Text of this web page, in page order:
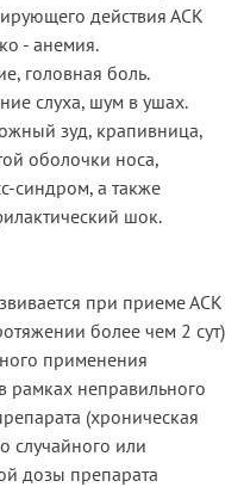
действия АСК
- анемия.
головная боль.
слуха, шум в ушах.
зуд, крапивница,
оболочки носа,
синдром, а также
шок.
при приеме АСК
более чем 2 сут)
применения
рамках неправильного
(хроническая
случайного или
дозы препарата